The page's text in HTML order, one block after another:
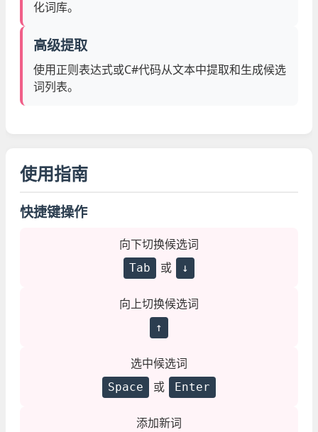
化词库。
高级提取
使用正则表达式或C#代码从文本中提取和生成候选
词列表。
使用指南
快捷键操作
向下切换候选词
Tab 或 ↓
向上切换候选词
↑
选中候选词
Space 或 Enter
添加新词